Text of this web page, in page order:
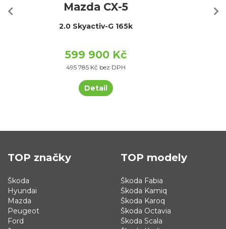
Mazda CX-5
2.0 Skyactiv-G 165k
599 900 Kč
495 785 Kč bez DPH
Detail
TOP značky
Škoda
Hyundai
Mazda
Peugeot
Ford
TOP modely
Škoda Fabia
Škoda Kamiq
Škoda Karoq
Škoda Octavia
Škoda Scala